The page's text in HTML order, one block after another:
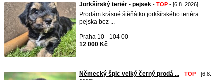
Jorkšírský teriér - pejsek - TOP - [6.8. 2026]
Prodám krásné štěňátko jorkšírského teriéra
pejska bez ...
Praha 10 - 104 00
12 000 Kč
Německý špic velký černý prodá ... - TOP - [6.8.